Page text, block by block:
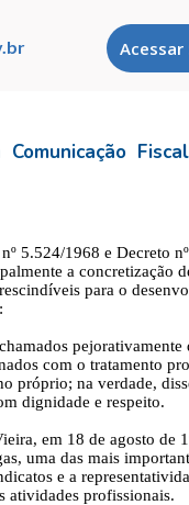
Acessar
Comunicação
5.524/1968 e Decreto
a
para o
com o tratamento
na verdade,
dignidade e respeito.
em 18 de agosto de
uma das mais
e a
atividades profissionais.